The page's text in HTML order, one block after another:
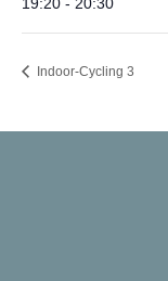
Indoor-Cycling 3